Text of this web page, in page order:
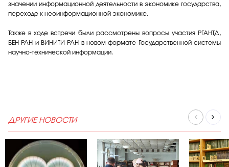
значении информационной деятельности в экономике государства,
переходе к неоинформационной экономике.
Также в ходе встречи были рассмотрены вопросы участия РГАНТД,
БЕН РАН и ВИНИТИ РАН в новом формате Государственной системы
научно-технической информации.
ДРУГИЕ НОВОСТИ